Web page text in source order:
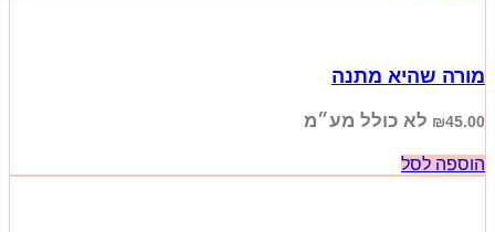
מורה שהיא מתנה
₪45.00 לא כולל מע״מ
הוספה לסל